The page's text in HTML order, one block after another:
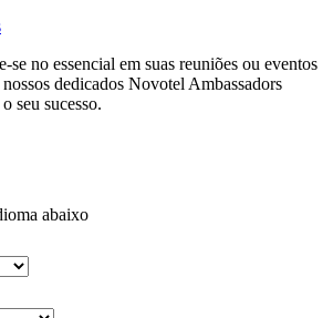
se no essencial em suas reuniões ou eventos
dedicados Novotel Ambassadors
seu sucesso.
abaixo